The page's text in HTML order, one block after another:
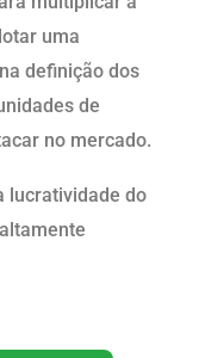
uma
definição dos
de
no mercado.
lucratividade do